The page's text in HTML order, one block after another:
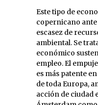
Este tipo de
copernicano
escasez de
ambiental. Se
económico
empleo. El
es más patente
de toda Europa,
acción de ciudad